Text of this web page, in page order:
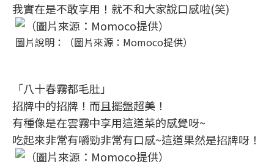
我實在是不敢享用！就不和大家說口感啦(笑)
圖片說明：（圖片來源：Momoco提供）
「八十春霧都毛肚」
招牌中的招牌！而且擺盤超美！
有種像是在雲霧中享用這道菜的感覺呀~
吃起來非常有嚼勁非常有口感~這道果然是招牌呀！